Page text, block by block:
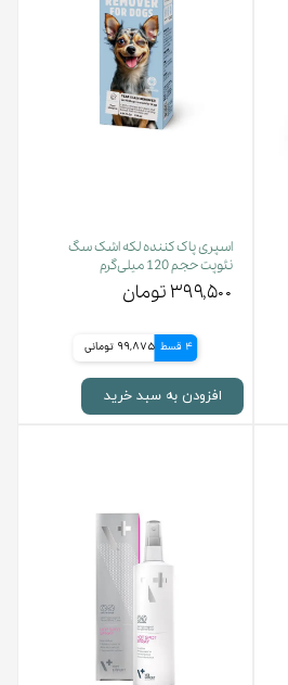
اسپری پاک کننده لکه اشک سگ
نئوپت حجم 120 میلی‌گرم
۳۹۹,۵۰۰ تومان
4 قسط 99,875 تومانی
افزودن به سبد خرید